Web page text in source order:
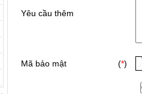
Yêu cầu thêm
Mã bảo mật (*)